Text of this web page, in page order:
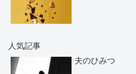
人気記事
夫のひみつ